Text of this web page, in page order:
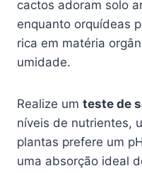
cactos adoram solo
enquanto orquídeas
rica em matéria
umidade.
Realize um teste de
níveis de nutrientes,
plantas prefere um
uma absorção ideal